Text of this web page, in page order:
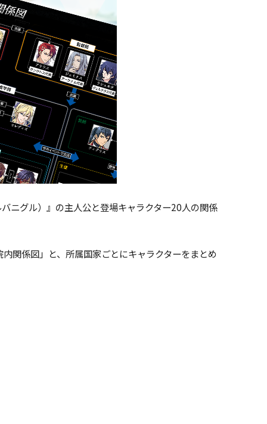
ニグル）』の主人公と登場キャラクター20人の関係
関係図」と、所属国家ごとにキャラクターをまとめ